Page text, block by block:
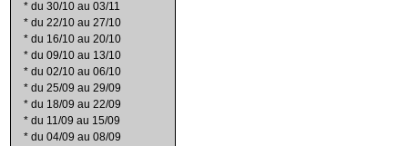
* du 30/10 au 03/11
* du 22/10 au 27/10
* du 16/10 au 20/10
* du 09/10 au 13/10
* du 02/10 au 06/10
* du 25/09 au 29/09
* du 18/09 au 22/09
* du 11/09 au 15/09
* du 04/09 au 08/09